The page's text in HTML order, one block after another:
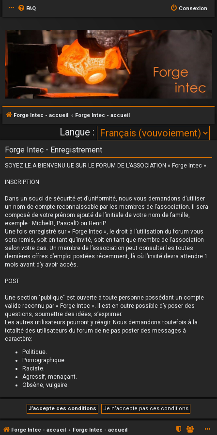
FAQ Connexion
Forge Intec - accueil Forge Intec - accueil
Langue :
Forge Intec - Enregistrement
SOYEZ LE.A BIENVENU.UE SUR LE FORUM DE L’ASSOCIATION « Forge Intec ».
INSCRIPTION
Dans un souci de sécurité et d’uniformité, nous vous demandons d’utiliser
un nom de compte reconnaissable par les membres de l’association. Il sera
composé de votre prénom ajouté de l’initiale de votre nom de famille,
exemple : MichelB, PascalD ou HenriP.
Une fois enregistré sur « Forge Intec », le droit à l’utilisation du forum vous
sera remis, soit en tant qu’invité, soit en tant que membre de l’association
selon votre cas. Un membre de l’association peut consulter les toutes
dernières offres d’emploi postées récemment, là où l’invité devra attendre 1
mois avant d’y avoir accès.
POST
Une section "publique" est ouverte à toute personne possédant un compte
valide reconnu par « Forge Intec ». Il est en outre possible d’y poser des
questions, soumettre des idées, s’exprimer.
Les autres utilisateurs pourront y réagir. Nous demandons toutefois à la
totalité des utilisateurs du forum de ne pas poster des messages à
caractère:
Politique.
Pornographique.
Raciste.
Agressif, menaçant.
Obsène, vulgaire.
Forge Intec - accueil Forge Intec - accueil